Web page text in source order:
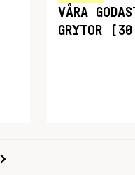
VÅRA
GRYTOR